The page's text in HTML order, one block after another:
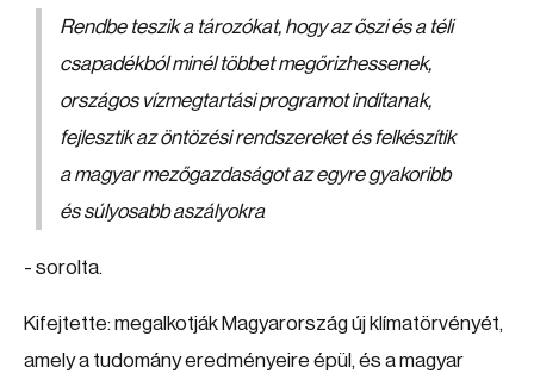
Rendbe teszik a tározókat, hogy az őszi és a téli
csapadékból minél többet megőrizhessenek,
országos vízmegtartási programot indítanak,
fejlesztik az öntözési rendszereket és felkészítik
a magyar mezőgazdaságot az egyre gyakoribb
és súlyosabb aszályokra
- sorolta.
Kifejtette: megalkotják Magyarország új klímatörvényét,
amely a tudomány eredményeire épül, és a magyar